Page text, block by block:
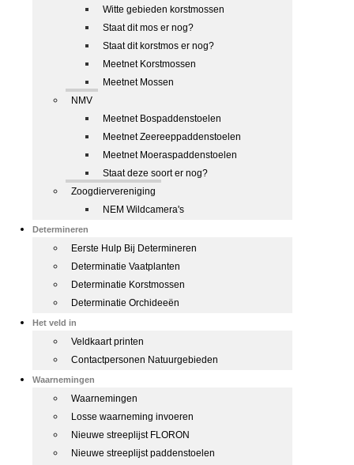
Witte gebieden korstmossen
Staat dit mos er nog?
Staat dit korstmos er nog?
Meetnet Korstmossen
Meetnet Mossen
NMV
Meetnet Bospaddenstoelen
Meetnet Zeereeppaddenstoelen
Meetnet Moeraspaddenstoelen
Staat deze soort er nog?
Zoogdiervereniging
NEM Wildcamera's
Determineren
Eerste Hulp Bij Determineren
Determinatie Vaatplanten
Determinatie Korstmossen
Determinatie Orchideeën
Het veld in
Veldkaart printen
Contactpersonen Natuurgebieden
Waarnemingen
Waarnemingen
Losse waarneming invoeren
Nieuwe streeplijst FLORON
Nieuwe streeplijst paddenstoelen